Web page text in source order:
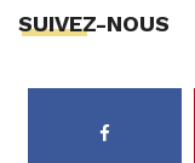
SUIVEZ-NOUS